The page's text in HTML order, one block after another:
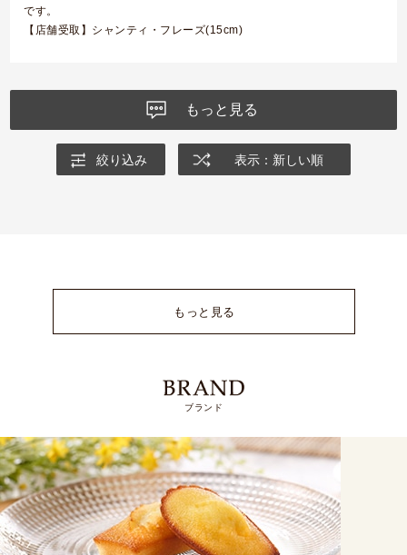
です。
【店舗受取】シャンティ・フレーズ(15cm)
もっと見る
絞り込み 表示：新しい順
もっと見る
ブランド